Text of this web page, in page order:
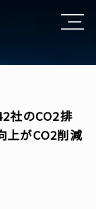
社のCO2排
上がCO2削減